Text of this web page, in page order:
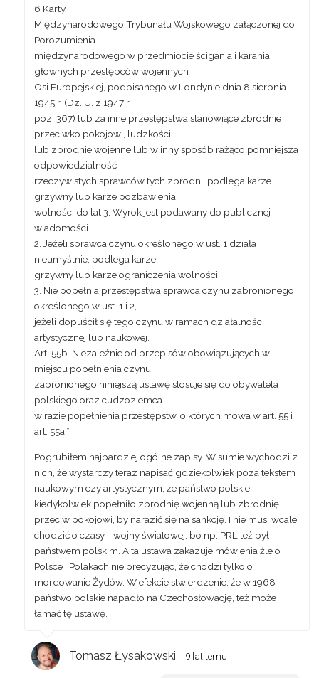
6 Karty
Międzynarodowego Trybunału Wojskowego załączonej do
Porozumienia
międzynarodowego w przedmiocie ścigania i karania
głównych przestępców wojennych
Osi Europejskiej, podpisanego w Londynie dnia 8 sierpnia
1945 r. (Dz. U. z 1947 r.
poz. 367) lub za inne przestępstwa stanowiące zbrodnie
przeciwko pokojowi, ludzkości
lub zbrodnie wojenne lubw inny sposób rażąco pomniejsza
odpowiedzialność
rzeczywistych sprawców tych zbrodni, podlega karze
grzywny lub karze pozbawienia
wolności do lat 3. Wyrok jest podawany do publicznej
wiadomości.
2. Jeżeli sprawca czynu określonego w ust. 1 działa
nieumyślnie, podlega karze
grzywny lub karze ograniczenia wolności.
3. Nie popełnia przestępstwa sprawca czynu zabronionego
określonego w ust. 1 i 2,
jeżeli dopuścił się tego czynu w ramach działalności
artystycznej lub naukowej.
Art. 55b. Niezależnie od przepisów obowiązujących w
miejscu popełnienia czynu
zabronionego niniejszą ustawę stosuje się do obywatela
polskiego oraz cudzoziemca
w razie popełnienia przestępstw, o których mowa w art. 55 i
art. 55a.”
Pogrubiłem najbardziej ogólne zapisy. W sumie wychodzi z
nich, że wystarczy teraz napisać gdziekolwiek poza tekstem
naukowym czy artystycznym, że państwo polskie
kiedykolwiek popełniło zbrodnię wojenną lub zbrodnię
przeciw pokojowi, by narazić się na sankcję. I nie musi wcale
chodzić o czasy II wojny światowej, bo np. PRL też był
państwem polskim. A ta ustawa zakazuje mówienia źle o
Polsce i Polakach nie precyzując, że chodzi tylko o
mordowanie Żydów. W efekcie stwierdzenie, że w 1968
państwo polskie napadło na Czechosłowację, też może
łamać tę ustawę.
Tomasz Łysakowski 9 lat temu